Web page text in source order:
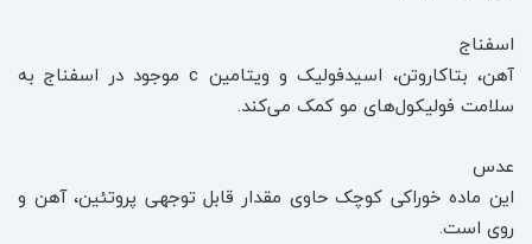
اسفناج
آهن، بتاکاروتن، اسیدفولیک و ویتامین c موجود در اسفناج به
سلامت فولیکول‌های مو کمک می‌کند.
عدس
این ماده خوراکی کوچک حاوی مقدار قابل توجهی پروتئین، آهن و
روی است.